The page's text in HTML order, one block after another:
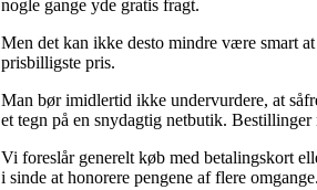
nogle gange yde gratis fragt.
Men det kan ikke desto mindre være smart
prisbilligste pris.
Man bør imidlertid ikke undervurdere, at
et tegn på en snydagtig netbutik.
Vi foreslår generelt køb med betalingskort
i sinde at honorere pengene af flere omgange.